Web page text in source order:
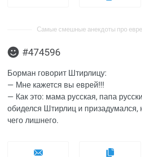
Самые смешные анекдоты про
#474596
Борман говорит Штирлицу:
— Мне кажется вы еврей!!!
— Как это: мама русская, папа
обиделся Штирлиц и призадумался,
чего лишнего.